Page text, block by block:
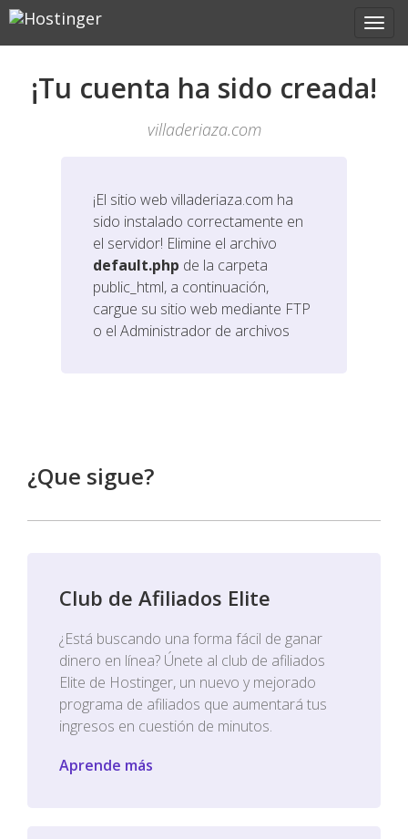
¡Tu cuenta ha sido creada!
villaderiaza.com
¡El sitio webvilladeriaza.com ha
sido instalado correctamente en
el servidor! Elimine el archivo
default.php de la carpeta
public_html, a continuación,
cargue su sitio web mediante FTP
o el Administrador de archivos
¿Que sigue?
Club de Afiliados Elite
¿Está buscando una forma fácil de ganar
dinero en línea? Únete al club de afiliados
Elite de Hostinger, un nuevo y mejorado
programa de afiliados que aumentará tus
ingresos en cuestión de minutos.
Aprende más